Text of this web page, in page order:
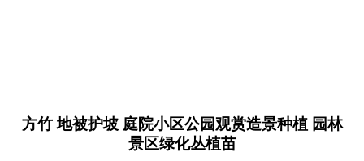
方竹 地被护坡 庭院小区公园观赏造景种植 园林
景区绿化丛植苗